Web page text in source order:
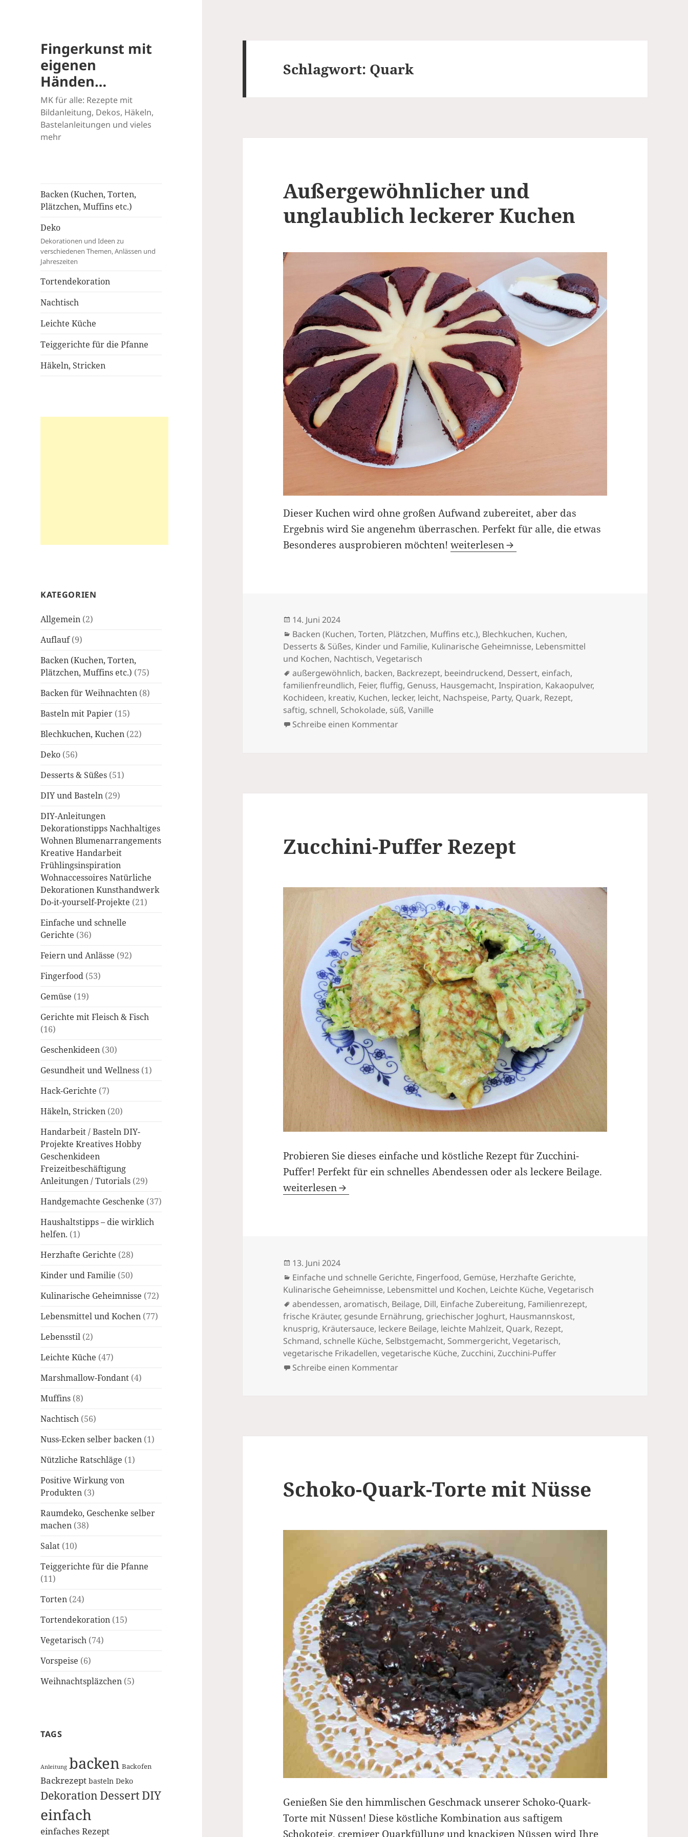
Fingerkunst mit
eigenen
Händen…
MK für alle: Rezepte mit
Bildanleitung, Dekos, Häkeln,
Bastelanleitungen und vieles
mehr
Backen (Kuchen, Torten,
Plätzchen, Muffins etc.)
Deko
Dekorationen und Ideen zu
verschiedenen Themen, Anlässen und
Jahreszeiten
Tortendekoration
Nachtisch
Leichte Küche
Teiggerichte für die Pfanne
Häkeln, Stricken
KATEGORIEN
Allgemein (2)
Auflauf(9)
Backen (Kuchen, Torten,
Plätzchen, Muffins etc.) (75)
Backen für Weihnachten (8)
Basteln mit Papier (15)
Blechkuchen, Kuchen (22)
Deko (56)
Desserts & Süßes (51)
DIY und Basteln (29)
DIY-Anleitungen
Dekorationstipps Nachhaltiges
Wohnen Blumenarrangements
Kreative Handarbeit
Frühlingsinspiration
Wohnaccessoires Natürliche
Dekorationen Kunsthandwerk
Do-it-yourself-Projekte (21)
Einfache und schnelle
Gerichte (36)
Feiern und Anlässe (92)
Fingerfood (53)
Gemüse (19)
Gerichte mit Fleisch & Fisch
(16)
Geschenkideen (30)
Gesundheit und Wellness (1)
Hack-Gerichte (7)
Häkeln, Stricken (20)
Handarbeit / Basteln DIY-
Projekte Kreatives Hobby
Geschenkideen
Freizeitbeschäftigung
Anleitungen / Tutorials (29)
Handgemachte Geschenke (37)
Haushaltstipps – die wirklich
helfen. (1)
Herzhafte Gerichte (28)
Kinder und Familie (50)
Kulinarische Geheimnisse (72)
Lebensmittel und Kochen (77)
Lebensstil (2)
Leichte Küche (47)
Marshmallow-Fondant (4)
Muffins (8)
Nachtisch (56)
Nuss-Ecken selber backen (1)
Nützliche Ratschläge (1)
Positive Wirkung von
Produkten (3)
Raumdeko, Geschenke selber
machen (38)
Salat (10)
Teiggerichte für die Pfanne
(11)
Torten (24)
Tortendekoration (15)
Vegetarisch (74)
Vorspeise (6)
Weihnachtspläzchen (5)
TAGS
Anleitung backen Backofen
Backrezept basteln Deko
DekorationDessertDIY
einfach
einfaches Rezept
Schlagwort: Quark
Außergewöhnlicher und
unglaublich leckerer Kuchen
Dieser Kuchen wird ohne großen Aufwand zubereitet, aber das
Ergebnis wird Sie angenehm überraschen. Perfekt für alle, die etwas
Besonderes ausprobieren möchten!Außergewöhnlicher und unglaublich leckerer
weiterlesen
Veröffentlicht
am
14. Juni 2024
Kategorien
Backen (Kuchen, Torten, Plätzchen, Muffins etc.), Blechkuchen, Kuchen,
Desserts & Süßes, Kinder und Familie, Kulinarische Geheimnisse, Lebensmittel
und Kochen, Nachtisch,Vegetarisch
Schlagwörter
außergewöhnlich, backen, Backrezept, beeindruckend, Dessert, einfach,
familienfreundlich, Feier,fluffig, Genuss, Hausgemacht,Inspiration, Kakaopulver,
Kochideen, kreativ, Kuchen, lecker, leicht, Nachspeise, Party, Quark, Rezept,
saftig, schnell, Schokolade, süß,Vanille
Schreibe einen Kommentarzu Außergewöhnlicher und unglaublich leckerer Kuchen
Zucchini-Puffer Rezept
Probieren Sie dieses einfache und köstliche Rezept für Zucchini-
Puffer! Perfekt für ein schnelles Abendessen oder als leckere Beilage.
Zucchini-Puffer Rezept
weiterlesen
Veröffentlicht
am
13. Juni 2024
Kategorien
Einfache und schnelle Gerichte, Fingerfood, Gemüse, Herzhafte Gerichte,
Kulinarische Geheimnisse, Lebensmittel und Kochen, Leichte Küche,Vegetarisch
Schlagwörter
abendessen,aromatisch, Beilage, Dill, Einfache Zubereitung, Familienrezept,
frische Kräuter, gesunde Ernährung, griechischer Joghurt, Hausmannskost,
knusprig, Kräutersauce, leckere Beilage, leichte Mahlzeit, Quark, Rezept,
Schmand, schnelle Küche, Selbstgemacht, Sommergericht,Vegetarisch,
vegetarische Frikadellen,vegetarische Küche,Zucchini,Zucchini-Puffer
Schreibe einen Kommentarzu Zucchini-Puffer Rezept
Schoko-Quark-Torte mit Nüsse
Genießen Sie den himmlischen Geschmack unserer Schoko-Quark-
Torte mit Nüssen! Diese köstliche Kombination aus saftigem
Schokoteig, cremiger Quarkfüllung und knackigen Nüssen wird Ihre